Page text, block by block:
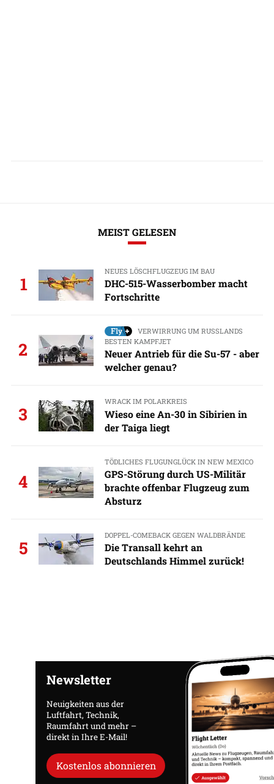
MEIST GELESEN
1
NEUES LÖSCHFLUGZEUG IM BAU
DHC-515-Wasserbomber macht
Fortschritte
2
VERWIRRUNG UM RUSSLANDS
BESTEN KAMPFJET
Neuer Antrieb für die Su-57 - aber
welcher genau?
3
WRACK IM POLARKREIS
Wieso eine An-30 in Sibirien in
der Taiga liegt
4
TÖDLICHES FLUGUNGLÜCK IN NEW MEXICO
GPS-Störung durch US-Militär
brachte offenbar Flugzeug zum
Absturz
5
DOPPEL-COMEBACK GEGEN WALDBRÄNDE
Die Transall kehrt an
Deutschlands Himmel zurück!
Newsletter
Neuigkeiten aus der
Luftfahrt, Technik,
Raumfahrt und mehr –
direkt in Ihre E-Mail!
Kostenlos abonnieren